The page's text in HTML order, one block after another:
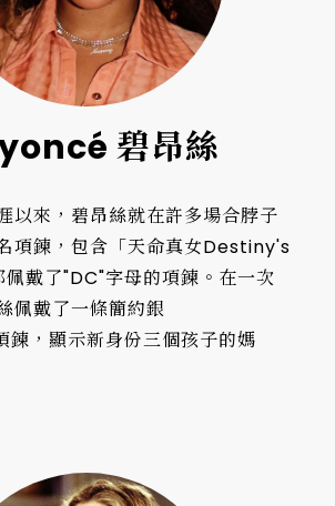
碧昂絲
以來，碧昂絲就在許多場合脖子
項鍊，包含「天命真女Destiny's
戴了"DC"字母的項鍊。在一次
佩戴了一條簡約銀
，顯示新身份三個孩子的媽